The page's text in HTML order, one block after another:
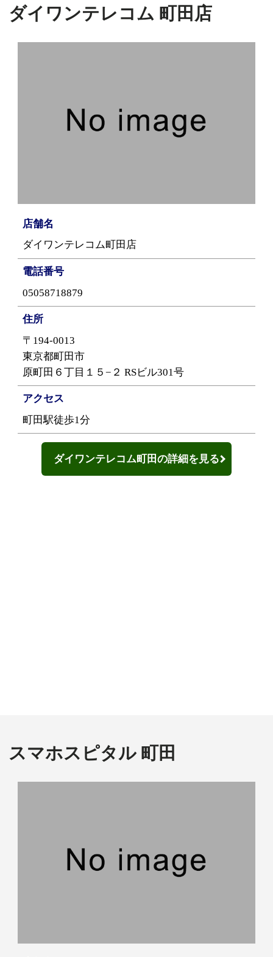
ダイワンテレコム 町田店
店舗名
ダイワンテレコム町田店
電話番号
05058718879
住所
〒194-0013
東京都町田市
原町田６丁目１５−２ RSビル301号
アクセス
町田駅徒歩1分
ダイワンテレコム町田の詳細を見る
スマホスピタル 町田